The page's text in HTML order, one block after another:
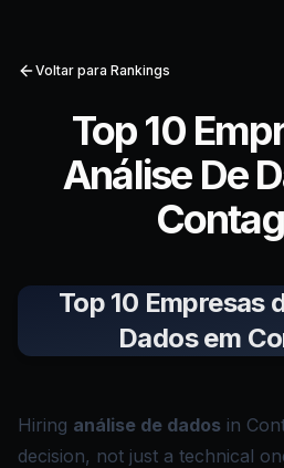
Voltar para Rankings
Top 10
Análise De
Top 10 Empresas
Dados em
Hiring análise de dados in
decision, not just a technical